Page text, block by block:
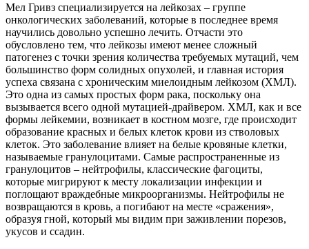
Мел Гривз специализируется на лейкозах – группе
онкологических заболеваний, которые в последнее время
научились довольно успешно лечить. Отчасти это
обусловлено тем, что лейкозы имеют менее сложный
патогенез с точки зрения количества требуемых мутаций, чем
большинство форм солидных опухолей, и главная история
успеха связана с хроническим миелоидным лейкозом (ХМЛ).
Это одна из самых простых форм рака, поскольку она
вызывается всего одной мутацией-драйвером. ХМЛ, как и все
формы лейкемии, возникает в костном мозге, где происходит
образование красных и белых клеток крови из стволовых
клеток. Это заболевание влияет на белые кровяные клетки,
называемые гранулоцитами. Самые распространенные из
гранулоцитов – нейтрофилы, классические фагоциты,
которые мигрируют к месту локализации инфекции и
поглощают враждебные микроорганизмы. Нейтрофилы не
возвращаются в кровь, а погибают на месте «сражения»,
образуя гной, который мы видим при заживлении порезов,
укусов и ссадин.